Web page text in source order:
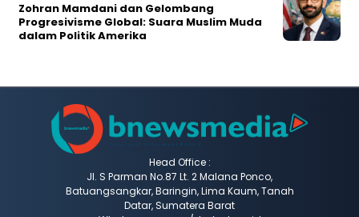
Zohran Mamdani dan Gelombang
Progresivisme Global: Suara Muslim Muda
dalam Politik Amerika
Head Office :
Jl. S Parman No.87 Lt. 2 Malana Ponco,
Batuangsangkar, Baringin, Lima Kaum, Tanah
Datar, Sumatera Barat